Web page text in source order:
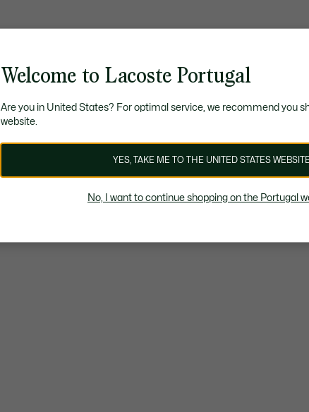
Welcome to Lacoste Portugal
Are you in United States? For optimal service, we recommend you
website.
YES, TAKE ME TO THE UNITED STATES WEBSITE.
No, I want to continue shopping on the Portugal